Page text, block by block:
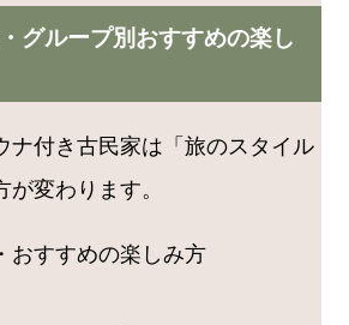
グループ別おすすめの楽し
ナ付き古民家は「旅のスタイル
変わります。
おすすめの楽しみ方